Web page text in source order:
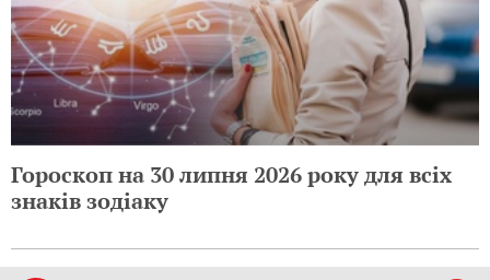
Гороскоп на 30 липня 2026 року для всіх
знаків зодіаку